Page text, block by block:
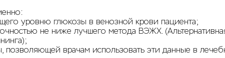
уровню глюкозы в венозной крови пациента;
не ниже лучшего метода ВЭЖХ.
врачам использовать эти данные в